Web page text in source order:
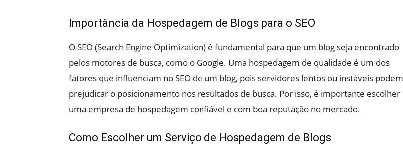
Importância da Hospedagem de Blogs para o SEO
O SEO (Search Engine Optimization) é fundamental para que um blog seja encontrado
pelos motores de busca, como o Google. Uma hospedagem de qualidade é um dos
fatores que influenciam no SEO de um blog, pois servidores lentos ou instáveis podem
prejudicar o posicionamento nos resultados de busca. Por isso, é importante escolher
uma empresa de hospedagem confiável e com boa reputação no mercado.
Como Escolher um Serviço de Hospedagem de Blogs